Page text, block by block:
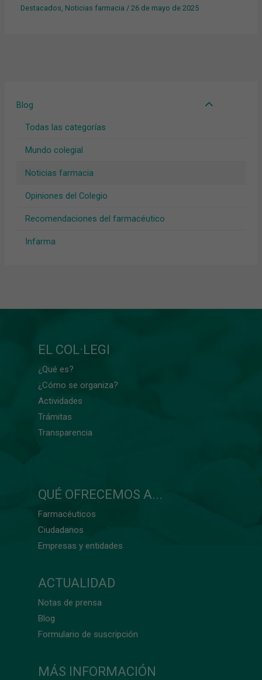
Blog
Todas las categorías
Mundo colegial
Noticias farmacia
Opiniones del Colegio
Recomendaciones del farmacéutico
Infarma
Destacados Noticias farmacia /26 de mayo de 2025
EL COL·LEGI
¿Qué es?
¿Cómo se organiza?
Actividades
Trámitas
Transparencia
QUÉ OFRECEMOS A...
Farmacéuticos
Ciudadanos
Empresas y entidades
ACTUALIDAD
Notas de prensa
Blog
Formulario de suscripción
MÁS INFORMACIÓN